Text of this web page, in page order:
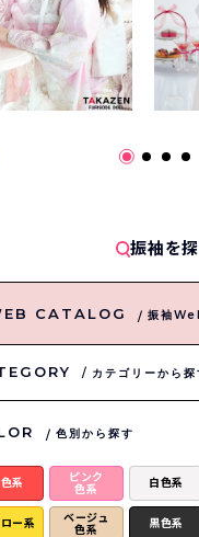
振袖を
CATALOG 振袖
カテゴリーから探
色別から探す
系
ピンク
色系
白色系
ー系
ベージュ
色系
黒色系